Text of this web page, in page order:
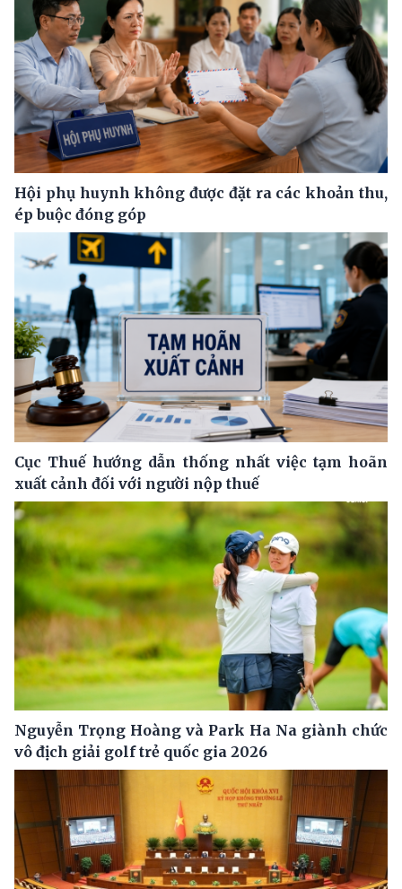
Hội phụ huynh không được đặt ra các khoản thu,
ép buộc đóng góp
Cục Thuế hướng dẫn thống nhất việc tạm hoãn
xuất cảnh đối với người nộp thuế
Nguyễn Trọng Hoàng và Park Ha Na giành chức
vô địch giải golf trẻ quốc gia 2026